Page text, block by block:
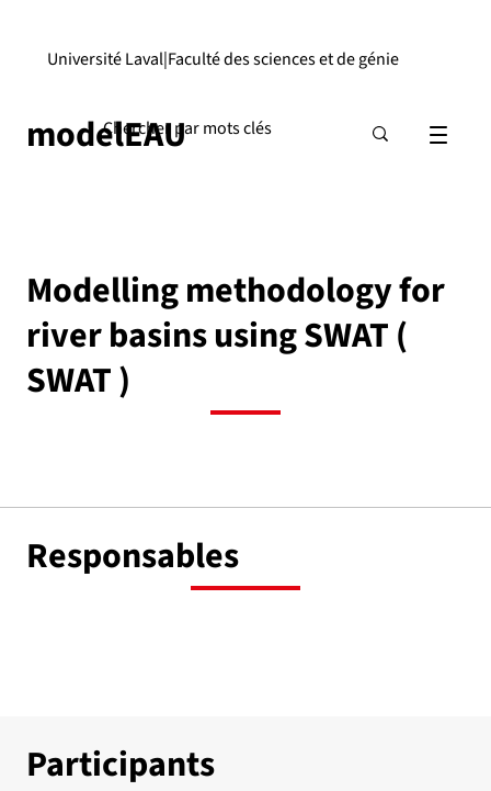
|
Université Laval Faculté des sciences et de génie
modelEAU
Modelling methodology for
river basins using SWAT (
SWAT )
Responsables
Participants